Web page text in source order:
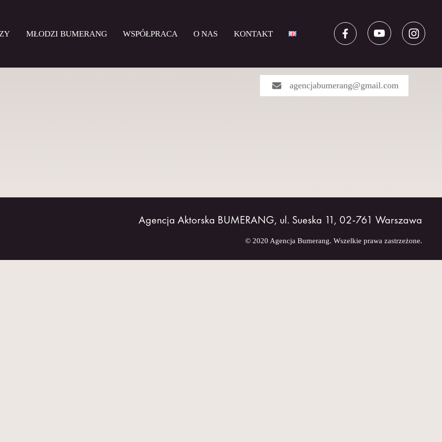
MŁODZI BUMERANG WSPÓŁPRACA O NAS KONTAKT
agencjabumerang@gmail.com
Agencja Aktorska BUMERANG, ul. Sueska 11, 02-761 Warszawa
© 2020 Agencja Bumerang. Wszelkie prawa zastrzeżone.